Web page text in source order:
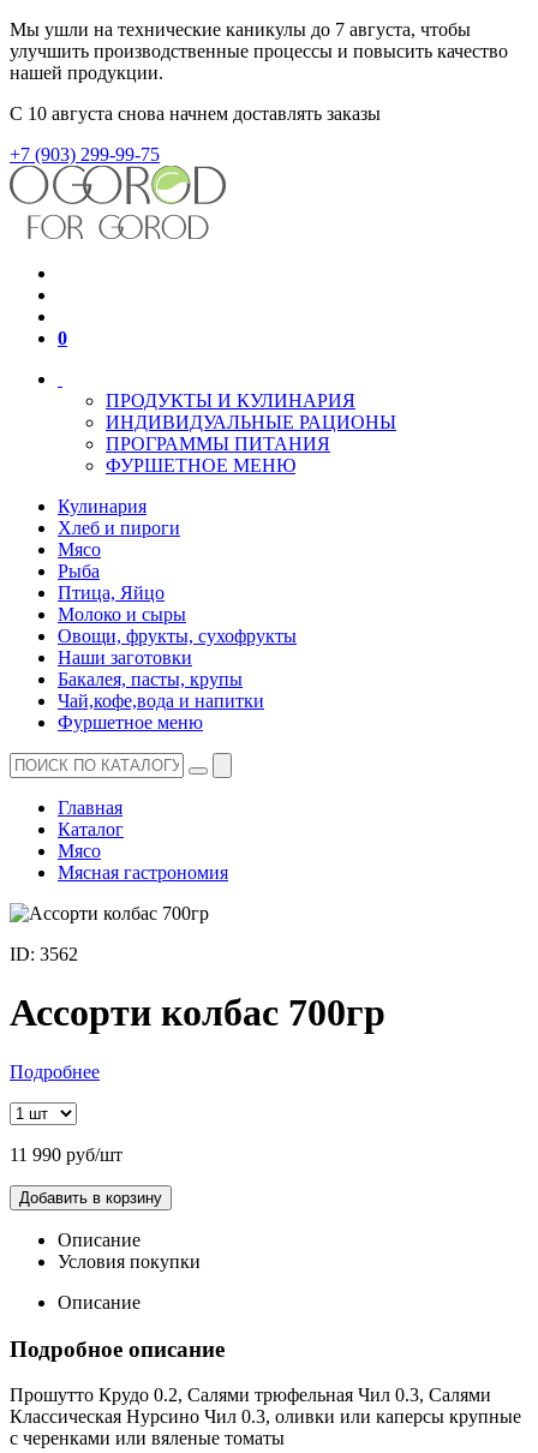
Мы ушли на технические каникулы до 7 августа, чтобы
улучшить производственные процессы и повысить качество
нашей продукции.
С 10 августа снова начнем доставлять заказы
+7 (903) 299-99-75
0
ПРОДУКТЫ И КУЛИНАРИЯ
ИНДИВИДУАЛЬНЫЕ РАЦИОНЫ
ПРОГРАММЫ ПИТАНИЯ
ФУРШЕТНОЕ МЕНЮ
Кулинария
Хлеб и пироги
Мясо
Рыба
Птица, Яйцо
Молоко и сыры
Овощи, фрукты, сухофрукты
Наши заготовки
Бакалея, пасты, крупы
Чай,кофе,вода и напитки
Фуршетное меню
Главная
Каталог
Мясо
Мясная гастрономия
ID: 3562
Ассорти колбас 700гр
Подробнее
11 990 руб/шт
Добавить в корзину
Описание
Условия покупки
Описание
Подробное описание
Прошутто Крудо 0.2, Салями трюфельная Чил 0.3, Салями
Классическая Нурсино Чил 0.3, оливки или каперсы крупные
с черенками или вяленые томаты